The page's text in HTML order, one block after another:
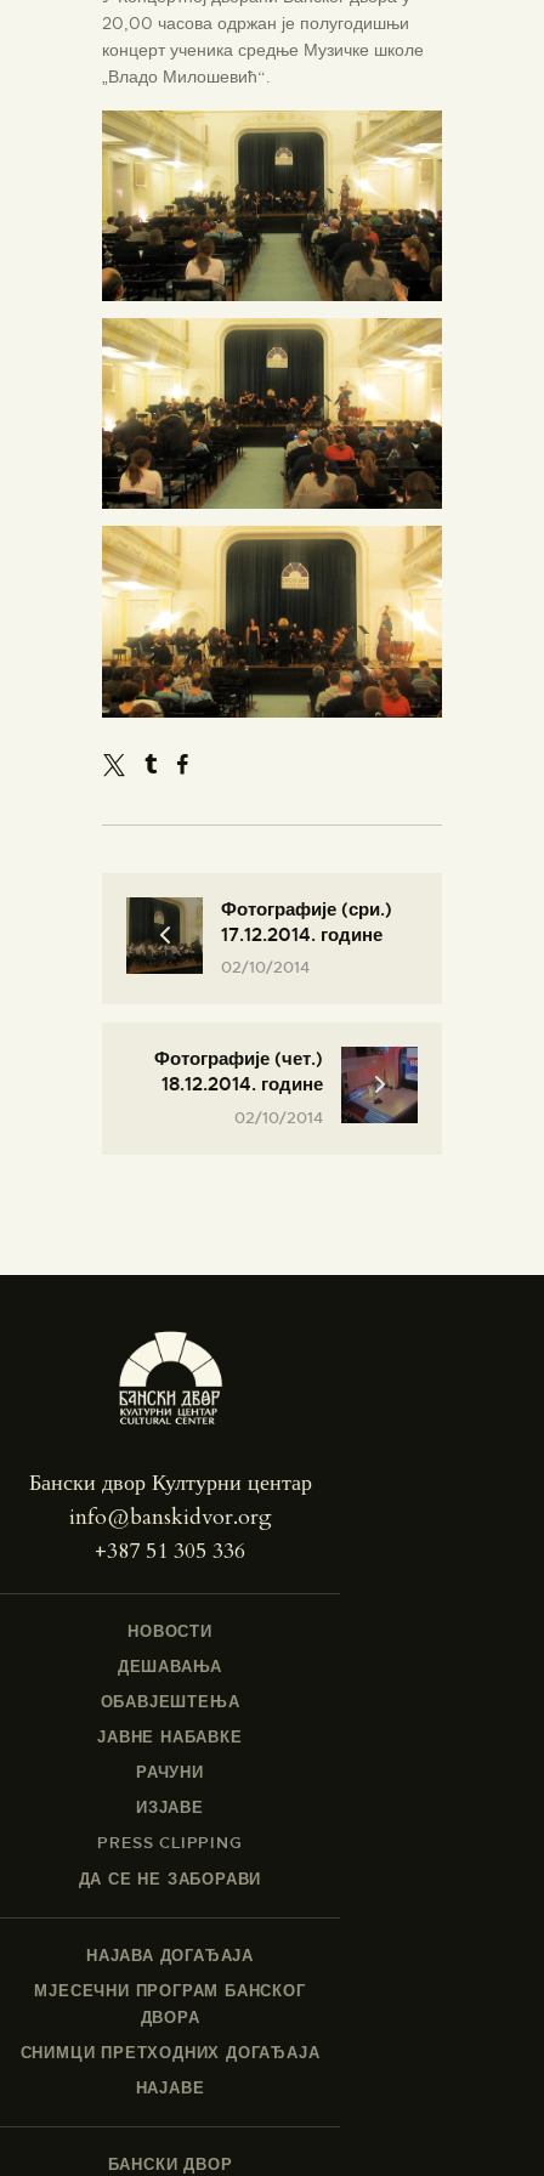
20,00 часова одржан је полугодишњи
концерт ученика средње Музичке школе
„Владо Милошевић“.
Фотографије (сри.)
17.12.2014. године
02/10/2014
Фотографије (чет.)
18.12.2014. године
02/10/2014
Бански двор Културни центар
info@banskidvor.org
+387 51 305 336
НОВОСТИ
ДЕШАВАЊА
ОБАВЈЕШТЕЊА
ЈАВНЕ НАБАВКЕ
РАЧУНИ
ИЗЈАВЕ
PRESS CLIPPING
ДА СЕ НЕ ЗАБОРАВИ
НАЈАВА ДОГАЂАЈА
МЈЕСЕЧНИ ПРОГРАМ БАНСКОГ
ДВОРА
СНИМЦИ ПРЕТХОДНИХ ДОГАЂАЈА
НАЈАВЕ
БАНСКИ ДВОР